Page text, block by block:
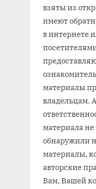
взяты из
имеют
в интернете
материалы
владельцам.
материала
обнаружили
материалы,
авторские
Вам, Вашей